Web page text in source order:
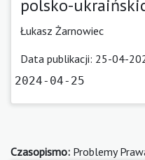
polsko-
Łukasz Żarnowiec
Data publikacji: 25-04-
2024-04-25
Czasopismo: Problemy